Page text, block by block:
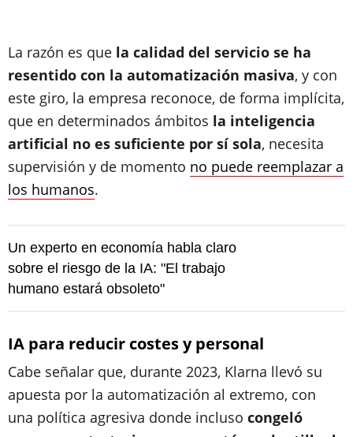
La razón es que la calidad del servicio se ha
resentido con la automatización masiva, y con
este giro, la empresa reconoce, de forma implícita,
que en determinados ámbitos la inteligencia
artificial no es suficiente por sí sola, necesita
supervisión y de momento no puede reemplazar a
los humanos.
Un experto en economía habla claro
sobre el riesgo de la IA: "El trabajo
humano estará obsoleto"
IA para reducir costes y personal
Cabe señalar que, durante 2023, Klarna llevó su
apuesta por la automatización al extremo, con
una política agresiva donde incluso congeló